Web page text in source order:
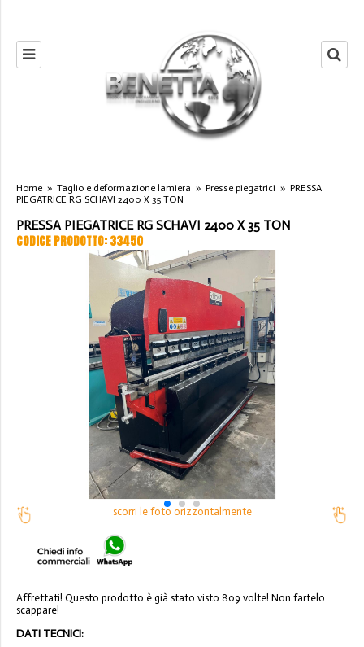
Home » Taglio e deformazione lamiera » Presse piegatrici » PRESSA
PIEGATRICE RG SCHAVI 2400 X 35 TON
PRESSA PIEGATRICE RG SCHAVI 2400 X 35 TON
CODICE PRODOTTO: 33450
scorri le foto orizzontalmente
Affrettati! Questo prodotto è già stato visto 809 volte! Non fartelo
scappare!
DATI TECNICI: